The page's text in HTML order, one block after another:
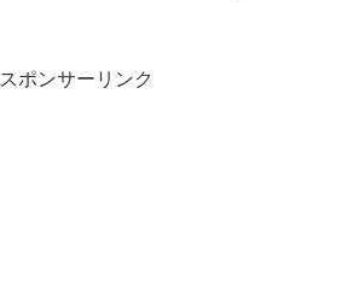
スポンサーリンク